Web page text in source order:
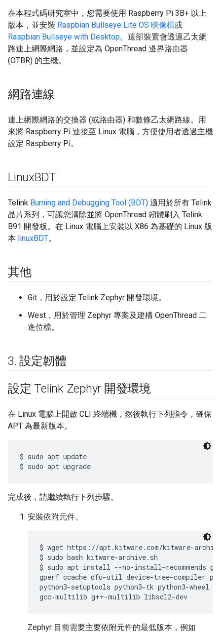
在本程式碼研究室中，您需要使用 Raspberry Pi 3B+ 以上
版本，並安裝 Raspbian Bullseye Lite OS 映像檔或
Raspbian Bullseye with Desktop。這部裝置會透過乙太網
路連上網際網路，並設定為 OpenThread 邊界路由器
(OTBR) 的主機。
網路連線
連上網際網路的交換器 (或路由器) 和數條乙太網路線。用
來將 Raspberry Pi 連接至 Linux 電腦，方便使用者透過主機
設定 Raspberry Pi。
LinuxBDT
Telink Burning and Debugging Tool (BDT) 適用於所有 Telink
晶片系列，可讓您清除並將 OpenThread 韌體刷入 Telink
B91 開發板。在 Linux 電腦上安裝以 X86 為基礎的 Linux 版
本 linuxBDT。
其他
Git，用於設定 Telink Zephyr 開發環境。
West，用於管理 Zephyr 專案及建構 OpenThread 二
進位檔。
3. 設定韌體
設定 Telink Zephyr 開發環境
在 Linux 電腦上開啟 CLI 終端機，然後執行下列指令，確保
APT 為最新版本。
$ sudo apt update
完成後，請繼續執行下列步驟。
安裝依附元件。
$ wget https://apt.kitware.com/kitware-
$ sudo bash kitware-archive.sh
$ sudo apt install --no-install-recommends
gperf ccache dfu-util device-tree-compiler
python3-setuptools python3-tk python3-
Zephyr 目前需要主要依附元件的最低版本，例如